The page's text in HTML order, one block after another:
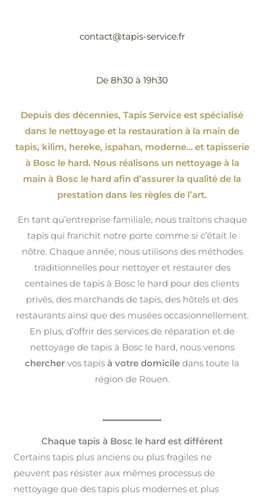
contact@tapis-service.fr
De 8h30 à 19h30
Depuis des décennies, Tapis Service est spécialisé
dans le nettoyage et la restauration à la main de
tapis, kilim, hereke, ispahan, moderne…et tapisserie
à Bosc le hard. Nous réalisons un nettoyage à la
main à Bosc le hard afin d’assurer la qualité de la
prestation dans les règles de l’art.
En tant qu’entreprise familiale, nous traitons chaque
tapis qui franchit notre porte comme si c’était le
nôtre. Chaque année, nous utilisons des méthodes
traditionnelles pour nettoyer et restaurer des
centaines de tapis à Bosc le hard pour des clients
privés, des marchands de tapis, des hôtels et des
restaurants ainsi que des musées occasionnellement.
En plus, d’offrir des services de réparation et de
nettoyage de tapis à Bosc le hard, nous venons
chercher vos tapis à votre domicile dans toute la
région de Rouen.
Chaque tapis à Bosc le hard est différent
Certains tapis plus anciens ou plus fragiles ne
peuvent pas résister aux mêmes processus de
nettoyage que des tapis plus modernes et plus